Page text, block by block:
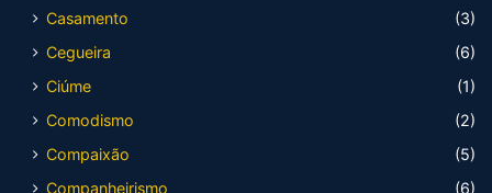
Casamento
(3)
Cegueira
(6)
Ciúme
(1)
Comodismo
(2)
Compaixão
(5)
Companheirismo
(6)